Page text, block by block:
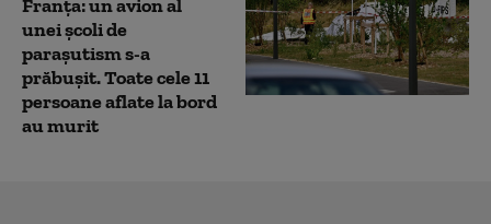
Franța: un avion al
unei școli de
parașutism s-a
prăbușit. Toate cele 11
persoane aflate la bord
au murit